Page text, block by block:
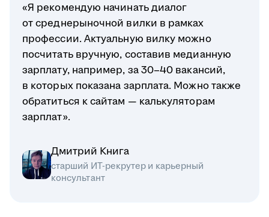
«Я рекомендую начинать диалог
от среднерыночной вилки в рамках
профессии. Актуальную вилку можно
посчитать вручную, составив медианную
зарплату, например, за 30–40 вакансий,
в которых показана зарплата. Можно также
обратиться к сайтам — калькуляторам
зарплат».
Дмитрий Книга
старший ИТ-рекрутер и карьерный
консультант